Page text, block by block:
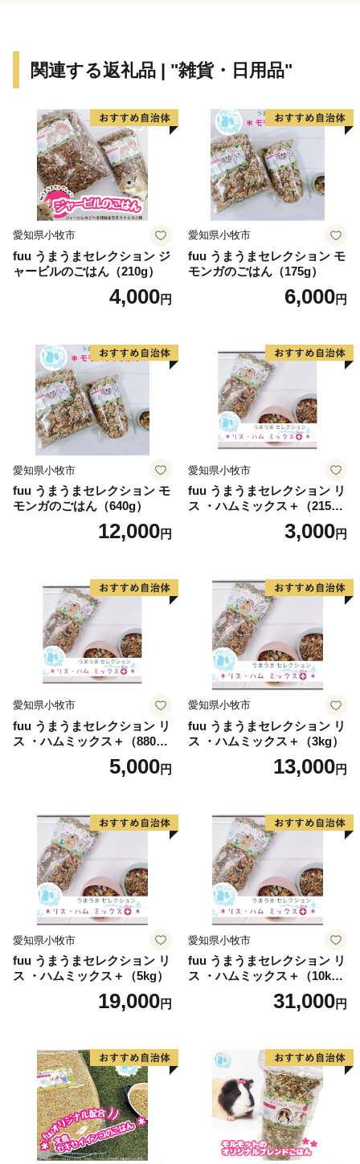
= = =
■藤井寺市ふるさとまちづくり応援寄附について
ご支援いただいた方に、感謝の気持ちを込めてお礼の品
をお贈りしています。
寄附金額によって内容が異なりますので、下記をご確認
ください。
※お礼の品のお届けには1～3ヶ月程度かかることがあり
※藤井寺市外にお住まいの方から、3,500円以上の寄附
をいただいた場合には、お礼の品としてご希望に応じ特
産品を贈呈します。
※お礼の品の写真はイメージです。
関連する返礼品 | "雑貨・日用品"
愛知県小牧市
fuu うまうまセレクション ジ
ャービルのごはん（210g）
4,000円
愛知県小牧市
fuu うまうまセレクション モ
モンガのごはん（175g）
6,000円
愛知県小牧市
fuu うまうまセレクション モ
モンガのごはん（640g）
12,000円
愛知県小牧市
fuu うまうまセレクション リ
ス ・ハムミックス＋（215
3,000円
愛知県小牧市
fuu うまうまセレクション リ
ス ・ハムミックス＋（880
5,000円
愛知県小牧市
fuu うまうまセレクション リ
ス ・ハムミックス＋（3kg）
13,000円
愛知県小牧市
fuu うまうまセレクション リ
ス ・ハムミックス＋（5kg）
19,000円
愛知県小牧市
fuu うまうまセレクション リ
ス ・ハムミックス＋（10k
31,000円